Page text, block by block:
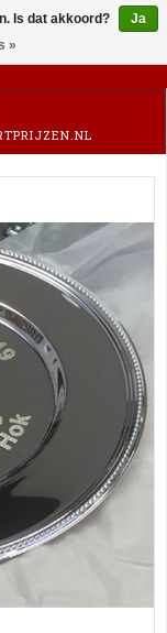
0
Is dat akkoord?
Ja
»